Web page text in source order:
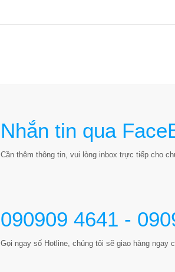
Nhắn tin qua
Cần thêm thông tin, vui lòng inbox trực tiếp cho
090909 4641 -
Gọi ngay số Hotline, chúng tôi sẽ giao hàng ngay